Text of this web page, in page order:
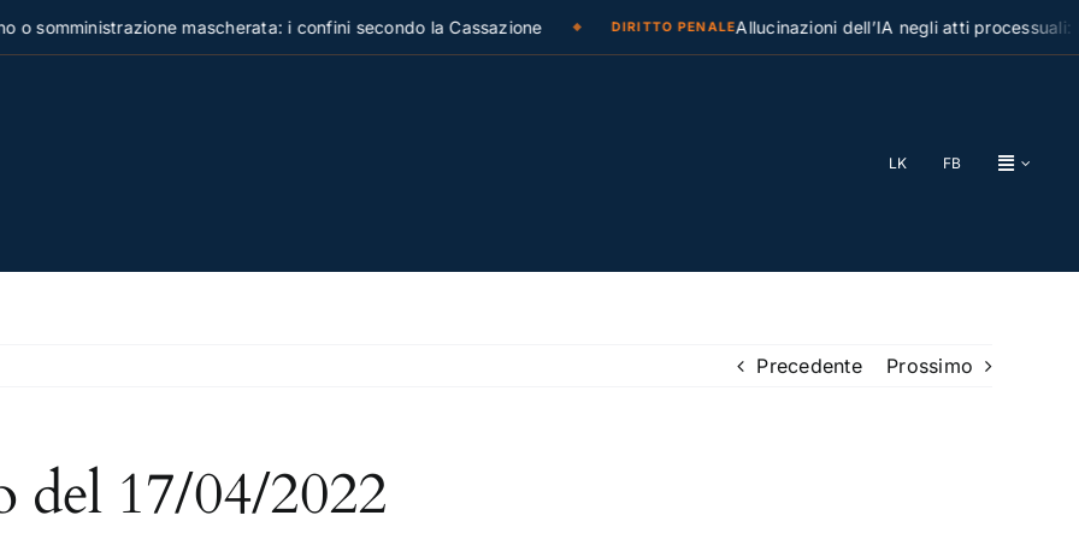
mascherata: i confini secondo la Cassazione DIRITTO PENALEAllucinazioni dell’IA negli atti processuali: la
LK FB
Precedente Prossimo
17/04/2022